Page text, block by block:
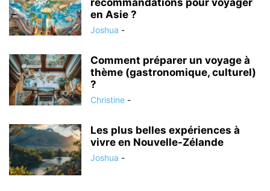
recommandations pour voyager
en Asie ?
Joshua -
Comment préparer un voyage à
thème (gastronomique, culturel)
?
Christine -
Les plus belles expériences à
vivre en Nouvelle-Zélande
Joshua -